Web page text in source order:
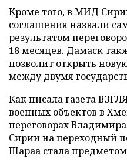
Кроме того, в МИД
соглашения назвали
результатом
18 месяцев. Дамаск
позволит открыть
между двумя
Как писала газета
военных объектов в
переговорах
Сирии на переходный
Шараа стала